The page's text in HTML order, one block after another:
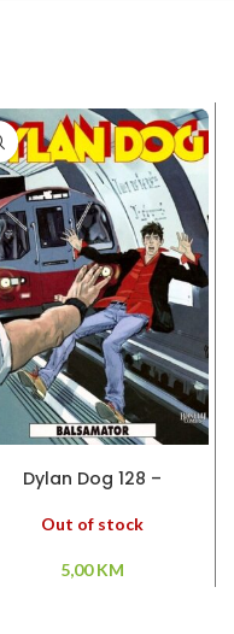
Dylan Dog 128 –
Out of stock
5,00KM